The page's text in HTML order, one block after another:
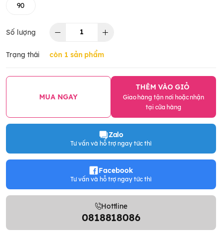
90
Số lượng
Trạng thái còn 1 sản phẩm
MUA NGAY
THÊM VÀO GIỎ
Giao hàng tận nơi hoặc nhận
tại cửa hàng
Zalo
Tư vấn và hỗ trợ ngay tức thì
Facebook
Tư vấn và hỗ trợ ngay tức thì
Hottline
0818818086